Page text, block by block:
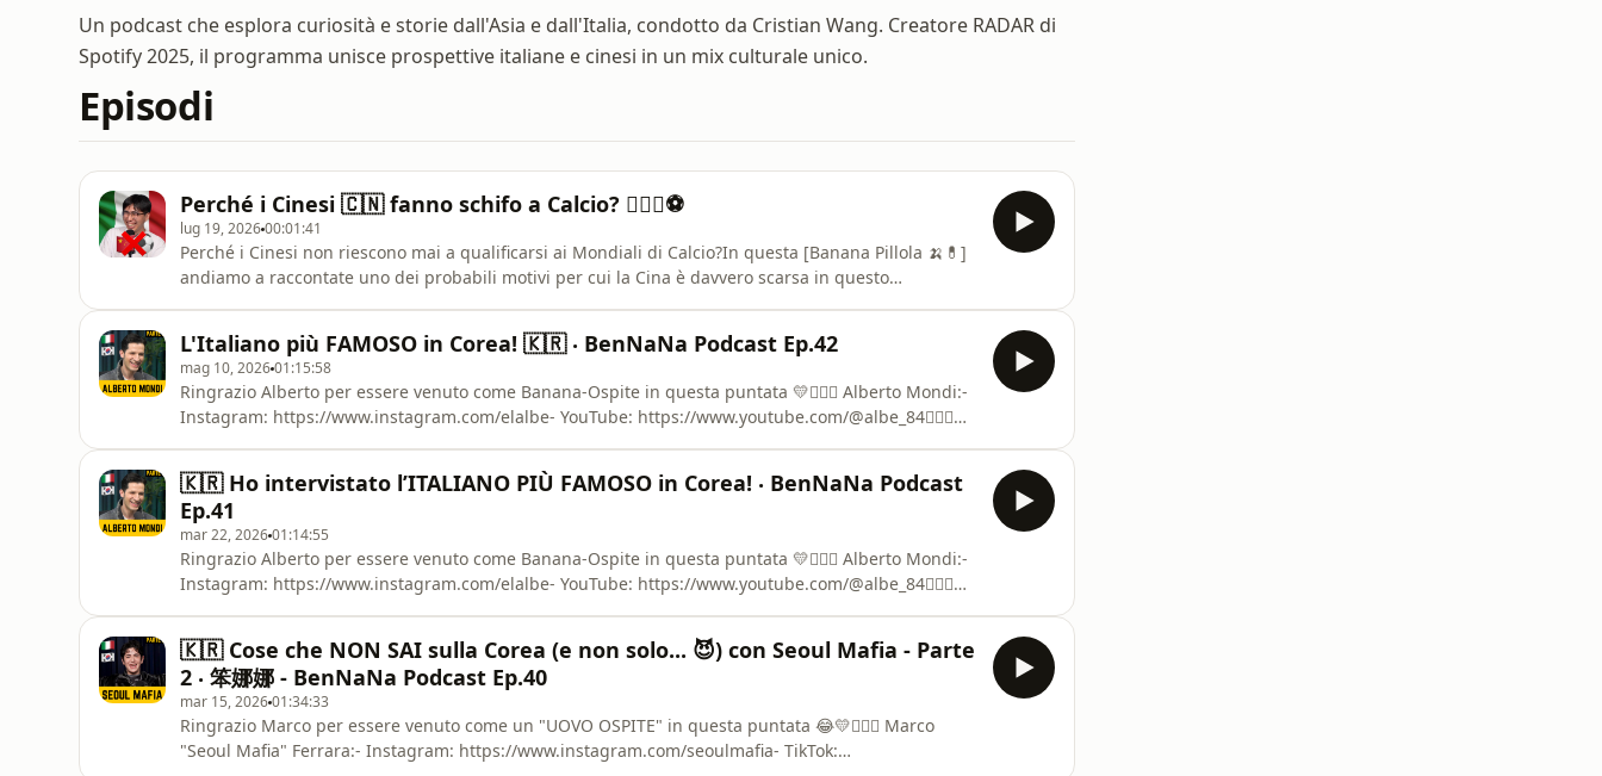
Un podcast che esplora curiosità e storie dall'Asia e dall'Italia, condotto da Cristian Wang. Creatore RADAR di
Spotify 2025, il programma unisce prospettive italiane e cinesi in un mix culturale unico.
Episodi
Perché i Cinesi 🇨🇳 fanno schifo a Calcio? 🤷🏻‍♂️⚽️
lug 19, 202600:01:41
Perché i Cinesi non riescono mai a qualificarsi ai Mondiali di Calcio?In questa [Banana Pillola 🍌💊]
andiamo a raccontate uno dei probabili motivi per cui la Cina è davvero scarsa in questo
si=eJegJLA-SN-GDabkXoJOiQ---Ringrazio i miei fantastici amici per essere venuti come Banana-
Ospiti in questa puntata 💛💁🏻‍
L'Italiano più FAMOSO in Corea! 🇰🇷 ‧ BenNaNa Podcast Ep.42
mag 10, 202601:15:58
Ringrazio Alberto per essere venuto come Banana-Ospite in questa puntata 💛🙋🏻‍♂️ Alberto Mondi:-
Instagram: https://www.instagram.com/elalbe- YouTube: https://www.youtube.com/@albe_84🙆🏻‍♂️
Instagram: https://www.instagram.com/bennana.pod---✈️ FeiFei China - Viaggia in Cina con me e i
miei amici! 🇨🇳- YouTube: https:
🇰🇷 Ho intervistato l’ITALIANO PIÙ FAMOSO in Corea! ‧ BenNaNa Podcast
Ep.41
mar 22, 202601:14:55
Ringrazio Alberto per essere venuto come Banana-Ospite in questa puntata 💛🙋🏻‍♂️ Alberto Mondi:-
Instagram: https://www.instagram.com/elalbe- YouTube: https://www.youtube.com/@albe_84🙆🏻‍♂️
Instagram: https://www.instagram.com/bennana.pod---✈️ FeiFei China - Viaggia in Cina con me e i
miei amici! 🇨🇳- YouTube: https:
🇰🇷 Cose che NON SAI sulla Corea (e non solo... 😈) con Seoul Mafia - Parte
2 ‧ 笨娜娜 - BenNaNa Podcast Ep.40
mar 15, 202601:34:33
Ringrazio Marco per essere venuto come un "UOVO OSPITE" in questa puntata 😂💛🙋🏻‍♂️ Marco
"Seoul Mafia" Ferrara:- Instagram: https://www.instagram.com/seoulmafia- TikTok: